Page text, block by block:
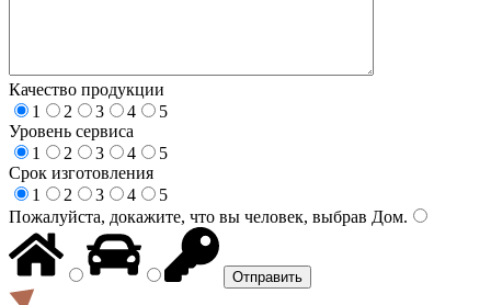
Качество продукции
1
2 3 4
5
Уровень сервиса
1
2 3 4
5
Срок изготовления
1
2 3 4
5
Пожалуйста, докажите, что вы человек, выбрав Дом.